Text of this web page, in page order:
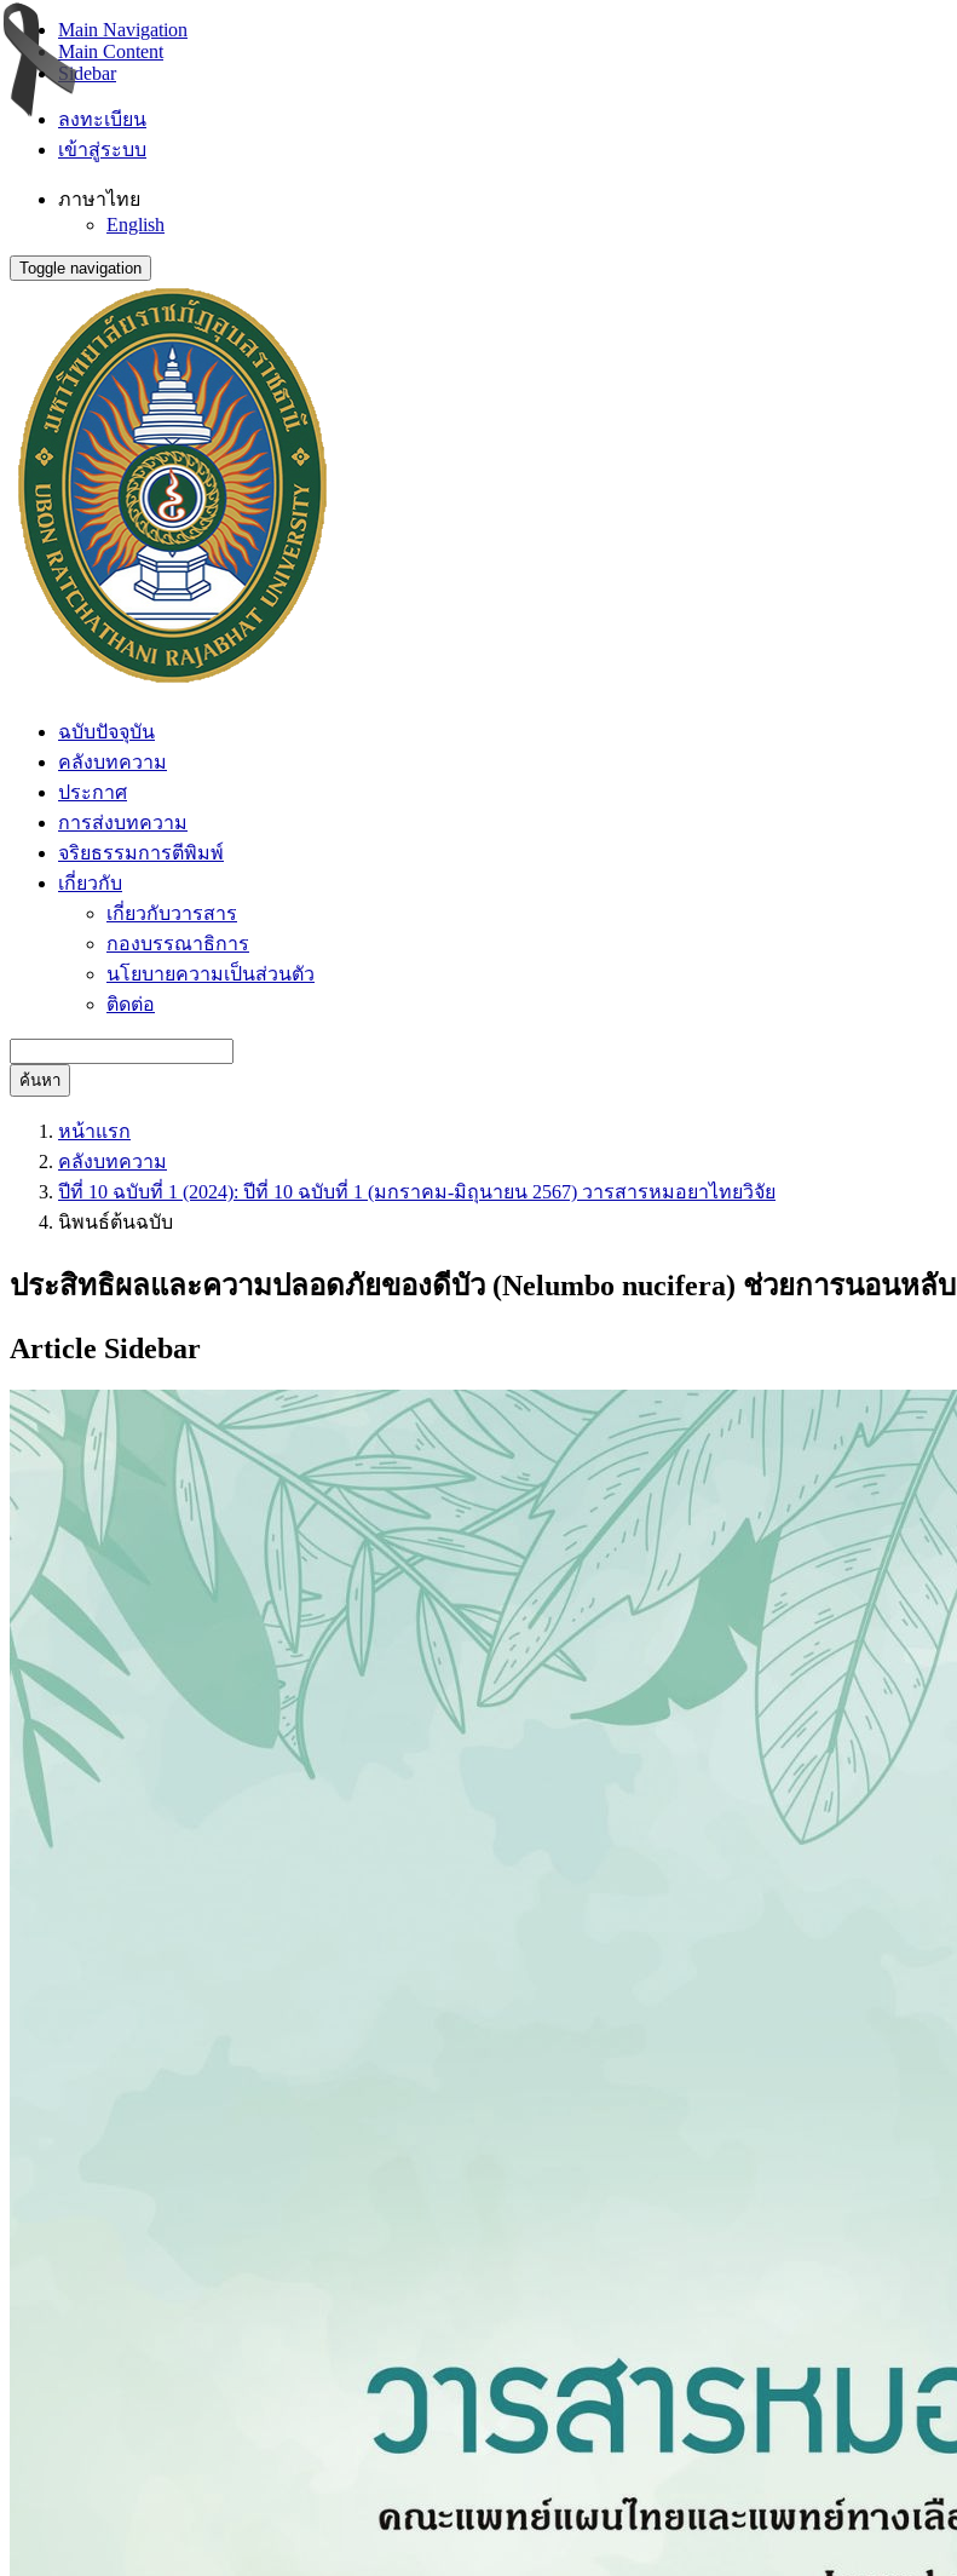
Main Navigation
Main Content
Sidebar
ลงทะเบียน
เข้าสู่ระบบ
ภาษาไทย
English
Toggle navigation
ฉบับปัจจุบัน
คลังบทความ
ประกาศ
การส่งบทความ
จริยธรรมการตีพิมพ์
เกี่ยวกับ
เกี่ยวกับวารสาร
กองบรรณาธิการ
นโยบายความเป็นส่วนตัว
ติดต่อ
ค้นหา
หน้าแรก
คลังบทความ
ปีที่ 10 ฉบับที่ 1 (2024): ปีที่ 10 ฉบับที่ 1 (มกราคม-มิถุนายน 2567) วารสารหมอยาไทยวิจัย
นิพนธ์ต้นฉบับ
ประสิทธิผลและความปลอดภัยของดีบัว (Nelumbo nucifera) ช่วยการนอนหลับ
Article Sidebar